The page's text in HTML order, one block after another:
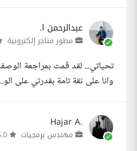
عبدالرحمن ا.
مطور متاجر إلكترونية
تحياتي... لقد قمت بمراجعة
وانا على ثقة تامة بقدرتي على
Hajar A.
مهندس برمجيات